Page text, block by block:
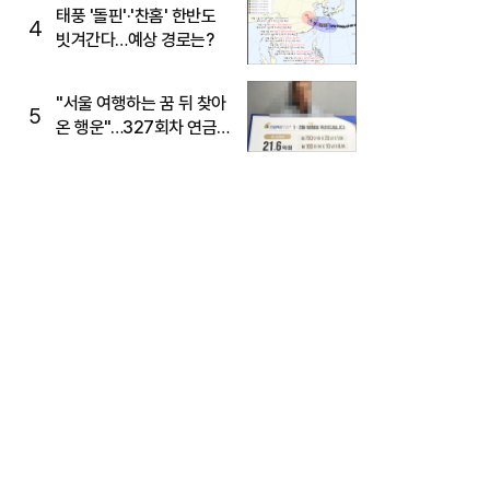
4
태풍 '돌핀'·'찬홈' 한반도
빗겨간다…예상 경로는?
5
"서울 여행하는 꿈 뒤 찾아
온 행운"…327회차 연금